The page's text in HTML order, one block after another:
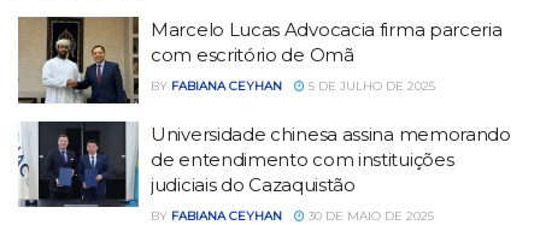
Marcelo Lucas Advocacia firma parceria
com escritório de Omã
BY FABIANA CEYHAN 5 DE JULHO DE 2025
Universidade chinesa assina memorando
de entendimento com instituições
judiciais do Cazaquistão
BY FABIANA CEYHAN 30 DE MAIO DE 2025